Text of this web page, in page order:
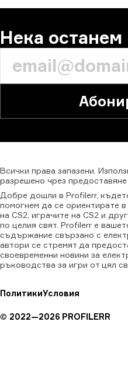
Нека останем
Всички права запазени.
разрешено чрез предоставяне
Добре дошли в Profilerr,
помогнем да се ориентирате
на CS2, играчите на CS2 и
по целия свят. Profilerr е
съдържание свързано с
автори се стремят да
своевременни новини за
ръководства за игри от цял
ПолитикиУсловия
© 2022—2026 PROFILERR